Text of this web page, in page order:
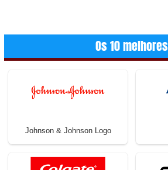
Os 10 melhores
Johnson & Johnson Logo